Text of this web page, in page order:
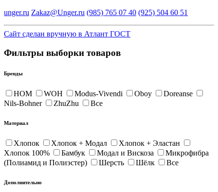
unger.ru Zakaz@Unger.ru (985) 765 07 40 (925) 504 60 51
Сайт сделан вручную в Атлант ГОСТ
Фильтры выборки товаров
Бренды
HOM WOH Modus-Vivendi Oboy
Doreanse
Nils-Bohner
ZhuZhu Все
Материал
Хлопок Хлопок + Модал
Хлопок + Эластан
Хлопок 100%
Бамбук Модал и Вискоза
Микрофибра
(Полиамид и Полиэстер)
Шерсть Шёлк Все
Дополнительно